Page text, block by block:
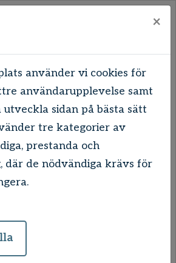
Flytt och uppsägning
det direktbyte. Det
byter bostad direkt
×
använder vi cookies för
användarupplevelse samt
sidan på bästa sätt
tre kategorier av
prestanda och
där de nödvändiga krävs för